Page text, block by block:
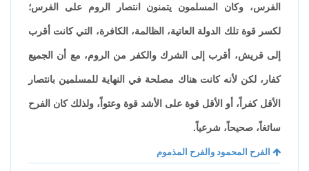
الفرس، وكان المسلمون يتمنون انتصار الروم على الفرس؛
لكسر قوة تلك الدولة العاتية، الظالمة، الكافرة، التي كانت أقرب
إلى قريش، أقرب إلى الشرك والكفر من الروم، مع أن الجميع
كفار، لكن لأنه كانت هناك مصلحة في النهاية للمسلمين بانتصار
الأقل كفراً، أو الأقل قوة على الأشد قوة وعتواً، ولذلك كان الفرح
سائغاً، صحيحاً، شرعياً.
الفرح المحمود والفرح المذموم